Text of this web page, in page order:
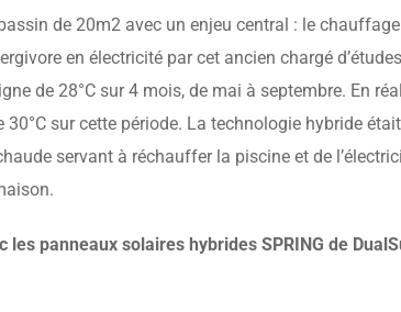
de 20m2 avec un enjeu central : le
en électricité par cet ancien chargé
de 28°C sur 4 mois, de mai à septembre. En
sur cette période. La technologie hybride
servant à réchauffer la piscine et de
panneaux solaires hybrides SPRING de